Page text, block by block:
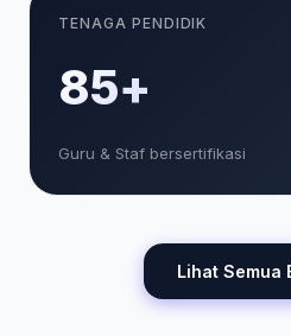
TENAGA PENDIDIK
85+
Guru & Staf bersertifikasi
Lihat Semua